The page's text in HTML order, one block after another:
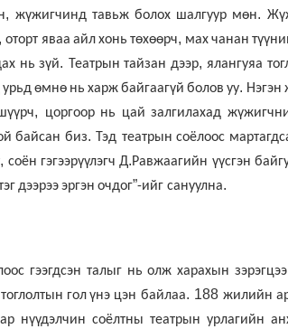
, жүжигчинд тавьж болох шалгуур мөн.
,оторт яваа айл хонь төхөөрч, махчанан
нь зүй. Театрын тайзан дээр, ялангуяа
урьдөмнө нь харж байгаагүй болов уу. Нэгэн
, цоргоор нь цай залгилахад
байсан биз.Тэд театрын соёлоос
,соён гэгээрүүлэгч Д.Равжаагийн үүсгэн
дээрэээргэн очдог”-ийг сануулна.
гээгдсэн талыг нь олж харахын зэрэгцээ
тоглолтын гол үнэ цэн байлаа. 188жилийн
нүүдэлчин соёлтны театрын урлагийн